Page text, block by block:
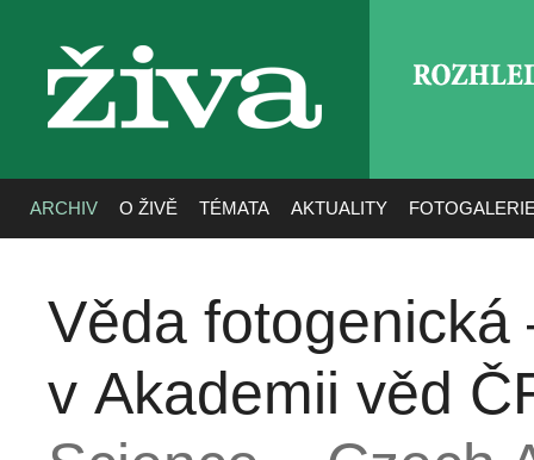
živa
ARCHIV O ŽIVĚ TÉMATA AKTUALITY
Věda fotogenická
v Akademii věd